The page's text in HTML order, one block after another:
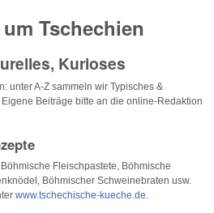
Tschechien
Kurioses
unter A-Z sammeln wir Typisches &
Beiträge bitte an die online-Redaktion
Fleischpastete, Böhmische
Böhmischer Schweinebraten usw.
www.tschechische-kueche.de.